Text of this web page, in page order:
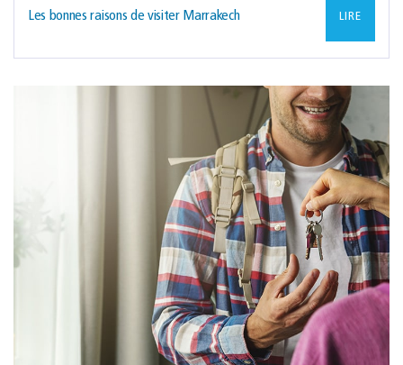
Les bonnes raisons de visiter Marrakech LIRE